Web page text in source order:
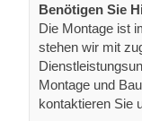
Benötigen Sie
Die Montage ist
stehen wir mit
Montage und
kontaktieren Sie